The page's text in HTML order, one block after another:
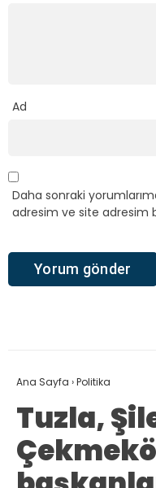
Ad
Daha sonraki
adresim ve site adresim
Ana Sayfa ›Politika
Tuzla,